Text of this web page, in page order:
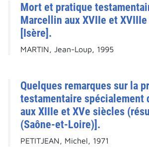
Mort et pratique
Marcellin aux XVIIe et
[Isère].
MARTIN, Jean-Loup, 1995
Quelques remarques sur la
testamentaire spécialement
aux XIIIe et XVe siècles
(Saône-et-Loire)].
PETITJEAN, Michel, 1971